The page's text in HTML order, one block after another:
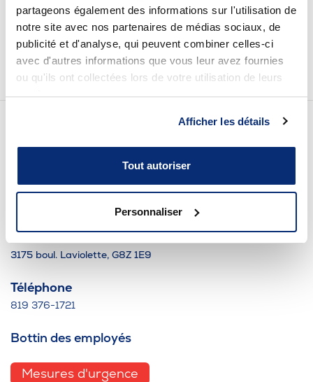
partageons également des informations sur l'utilisation de
notre site avec nos partenaires de médias sociaux, de
publicité et d'analyse, qui peuvent combiner celles-ci
avec d'autres informations que vous leur avez fournies
ou qu'ils ont collectées lors de votre utilisation de leurs
services.
Afficher les détails
Tout autoriser
Personnaliser
Intranet du personnel
Bottin du personnel
Urgences
Nos coordonnées
Pavillon des Sciences
Pavillon des Humanités
3175 boul. Laviolette, G8Z 1E9
Téléphone
819 376-1721
Bottin des employés
Mesures d'urgence